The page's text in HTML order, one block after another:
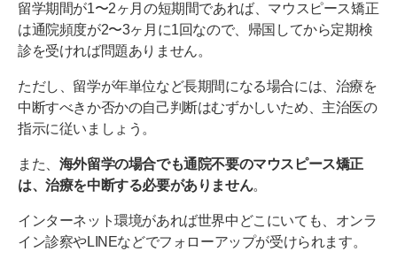
留学期間が1〜2ヶ月の短期間であれば、マウスピース矯正
は通院頻度が2〜3ヶ月に1回なので、帰国してから定期検
診を受ければ問題ありません。
ただし、留学が年単位など長期間になる場合には、治療を
中断すべきか否かの自己判断はむずかしいため、主治医の
指示に従いましょう。
また、 海外留学の場合でも通院不要のマウスピース矯正
は、治療を中断する必要がありません。
インターネット環境があれば世界中どこにいても、オンラ
イン診察やLINEなどでフォローアップが受けられます。